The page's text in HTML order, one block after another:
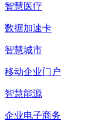
智慧医疗
数据加速卡
智慧城市
移动企业门户
智慧能源
企业电子商务